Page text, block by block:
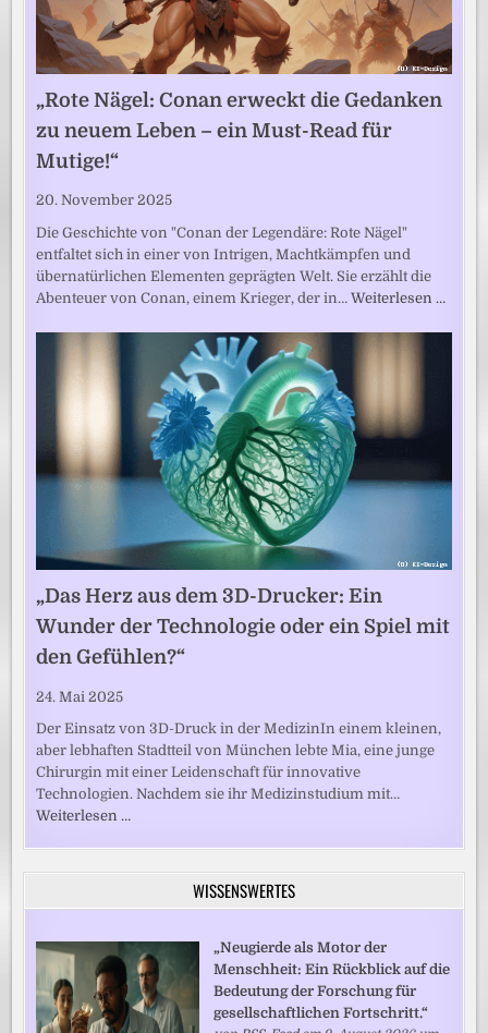
„Rote Nägel: Conan erweckt die Gedanken
zu neuem Leben – ein Must-Read für
Mutige!“
20. November 2025
Die Geschichte von "Conan der Legendäre: Rote Nägel"
entfaltet sich in einer von Intrigen, Machtkämpfen und
übernatürlichen Elementen geprägten Welt. Sie erzählt die
Abenteuer von Conan, einem Krieger, der in…Weiterlesen …
„Das Herz aus dem 3D-Drucker: Ein
Wunder der Technologie oder ein Spiel mit
den Gefühlen?“
24. Mai 2025
Der Einsatz von 3D-Druck in der MedizinIn einem kleinen,
aber lebhaften Stadtteil von München lebte Mia, eine junge
Chirurgin mit einer Leidenschaft für innovative
Technologien. Nachdem sie ihr Medizinstudium mit…
Weiterlesen …
WISSENSWERTES
„Neugierde als Motor der
Menschheit: Ein Rückblick auf die
Bedeutung der Forschung für
gesellschaftlichen Fortschritt.“